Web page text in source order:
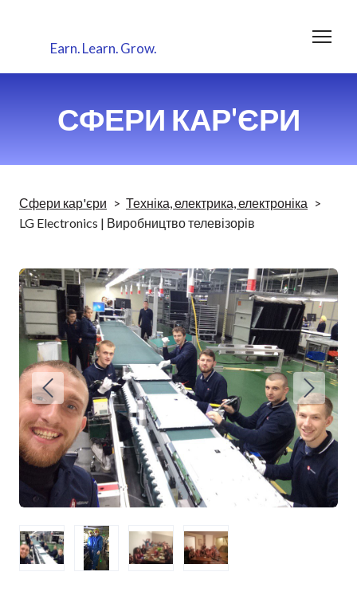
Earn.Learn.Grow.
СФЕРИ КАР'ЄРИ
Сфери кар'єри
Техніка, електрика, електроніка
LG Electronics | Виробництво телевізорів